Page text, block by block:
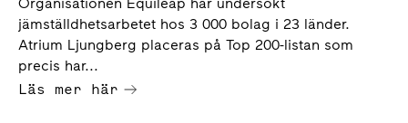
jämställdhetsarbetet hos 3 000 bolag i 23 länder.
Atrium Ljungberg placeras på Top 200-listan som
precis har...
Läs mer här